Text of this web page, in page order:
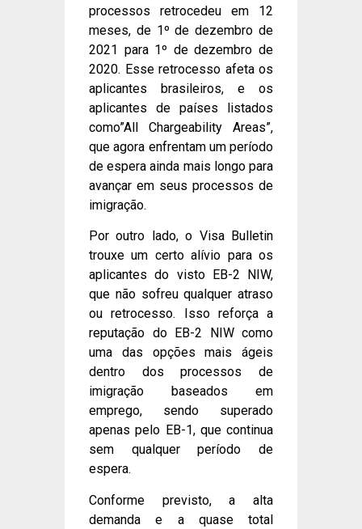
processos retrocedeu em 12
meses, de 1º de dezembro de
2021 para 1º de dezembro de
2020. Esse retrocesso afeta os
aplicantes brasileiros, e os
aplicantes de países listados
como”All Chargeability Areas”,
que agora enfrentam um período
de espera ainda mais longo para
avançar em seus processos de
imigração.
Por outro lado, o Visa Bulletin
trouxe um certo alívio para os
aplicantes do visto EB-2 NIW,
que não sofreu qualquer atraso
ou retrocesso. Isso reforça a
reputação do EB-2 NIW como
uma das opções mais ágeis
dentro dos processos de
imigração baseados em
emprego, sendo superado
apenas pelo EB-1, que continua
sem qualquer período de
espera.
Conforme previsto, a alta
demanda e a quase total